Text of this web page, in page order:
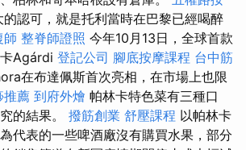
認可，就是托利當時在巴黎已經喝醉
師 整脊師證照 今年10月13日，全球首款
Agárdi 登記公司 腳底按摩課程 台中筋
在布達佩斯首次亮相，在市場上也限
推薦 到府外燴 帕林卡特色菜有三種口
的結果。 撥筋創業 舒壓課程 以帕林卡
代表的一些啤酒廠沒有購買水果，部分